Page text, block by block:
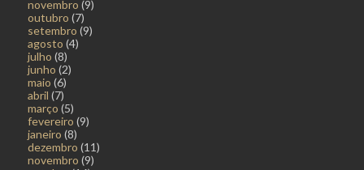
novembro (9)
outubro (7)
setembro (9)
agosto (4)
julho (8)
junho (2)
maio (6)
abril (7)
março (5)
fevereiro (9)
janeiro (8)
dezembro (11)
novembro (9)